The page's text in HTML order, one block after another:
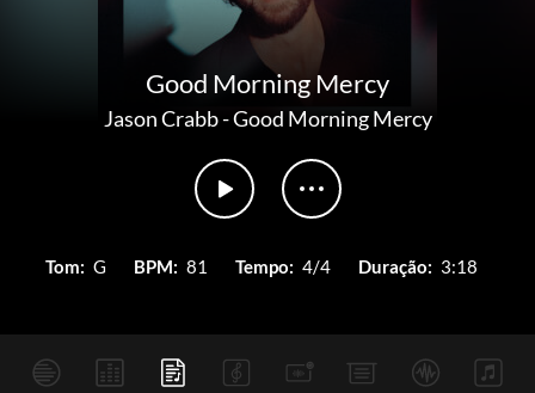
Good Morning Mercy
Jason Crabb-Good Morning Mercy
Tom: G BPM: 81 Tempo: 4/4 Duração: 3:18